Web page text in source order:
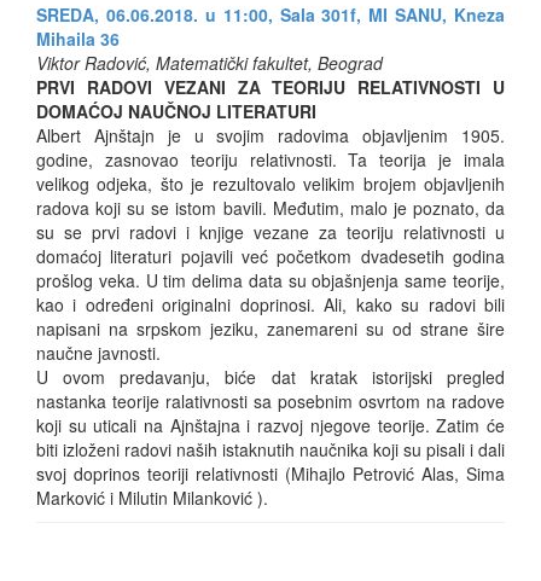
SREDA, 06.06.2018. u 11:00, Sala 301f, MI SANU, Kneza
Mihaila 36
Viktor Radović, Matematički fakultet, Beograd
PRVI RADOVI VEZANI ZA TEORIJU RELATIVNOSTI U
DOMAĆOJ NAUČNOJ LITERATURI
Albert Ajnštajn je u svojim radovima objavljenim 1905.
godine, zasnovao teoriju relativnosti. Ta teorija je imala
velikog odjeka, što je rezultovalo velikim brojem objavljenih
radova koji su se istom bavili. Međutim, malo je poznato, da
su se prvi radovi i knjige vezane za teoriju relativnosti u
domaćoj literaturi pojavili već početkom dvadesetih godina
prošlog veka. U tim delima data su objašnjenja same teorije,
kao i određeni originalni doprinosi. Ali, kako su radovi bili
napisani na srpskom jeziku, zanemareni su od strane šire
naučne javnosti.
U ovom predavanju, biće dat kratak istorijski pregled
nastanka teorije ralativnosti sa posebnim osvrtom na radove
koji su uticali na Ajnštajna i razvoj njegove teorije. Zatim će
biti izloženi radovi naših istaknutih naučnika koji su pisali i dali
svoj doprinos teoriji relativnosti (Mihajlo Petrović Alas, Sima
Marković i Milutin Milanković ).